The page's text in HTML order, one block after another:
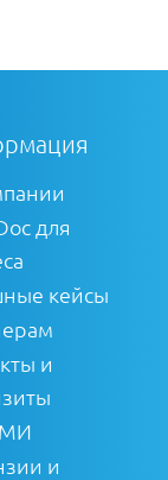
для
кейсы
и
и